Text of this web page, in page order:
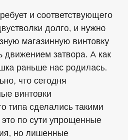
и соответствующего
долго, и нужно
магазинную винтовку
движением затвора. А как
раньше нас родилась.
что сегодня
винтовки
типа сделались такими
по сути упрощенные
но лишенные